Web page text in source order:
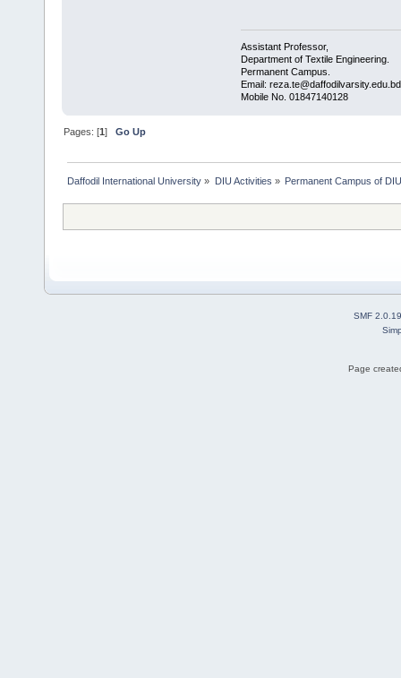
Assistant Professor,
Department of Textile Engineering.
Permanent Campus.
Email: reza.te@daffodilvarsity.edu.bd
Mobile No. 01847140128
Pages: [1]Go Up
Daffodil International University » DIU Activities » Permanent Campus of DIU
SMF 2.0.19
Page